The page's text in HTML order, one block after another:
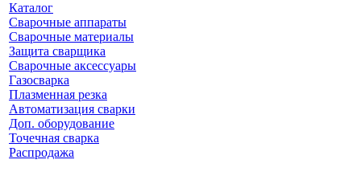
Каталог
Сварочные аппараты
Сварочные материалы
Защита сварщика
Сварочные аксессуары
Газосварка
Плазменная резка
Автоматизация сварки
Доп. оборудование
Точечная сварка
Распродажа